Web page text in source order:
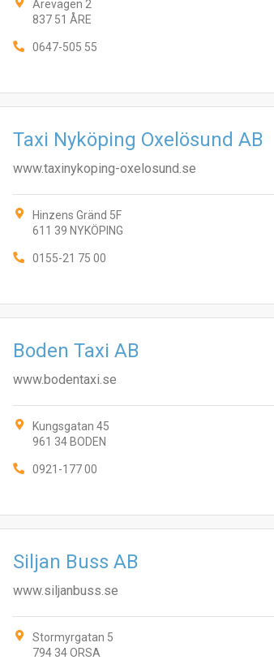
Årevägen 2
837 51 ÅRE
0647-505 55
Taxi Nyköping Oxelösund AB
www.taxinykoping-oxelosund.se
Hinzens Gränd 5F
611 39 NYKÖPING
0155-21 75 00
Boden Taxi AB
www.bodentaxi.se
Kungsgatan 45
961 34 BODEN
0921-177 00
Siljan Buss AB
www.siljanbuss.se
Stormyrgatan 5
794 34 ORSA